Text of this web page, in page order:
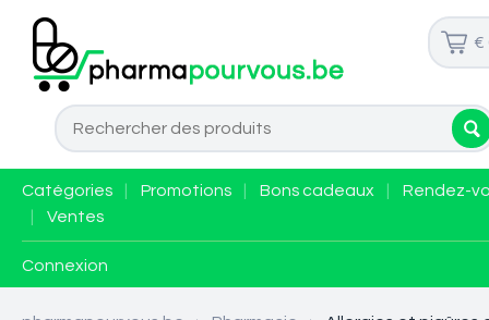
€
Catégories Promotions Bons cadeaux
Rendez-
Ventes
Connexion